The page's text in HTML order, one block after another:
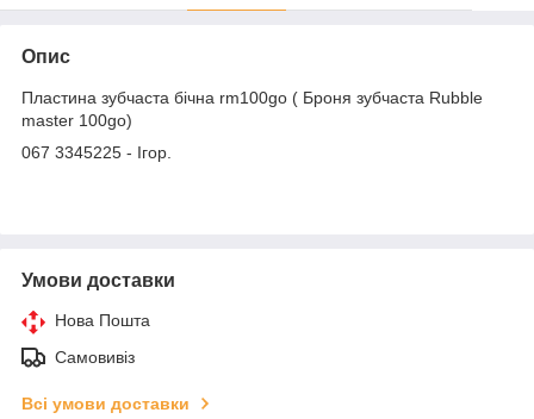
Опис
Пластина зубчаста бічна rm100go ( Броня зубчаста Rubble
master 100go)
067 3345225 - Ігор.
Умови доставки
Нова Пошта
Самовивіз
Всі умови доставки